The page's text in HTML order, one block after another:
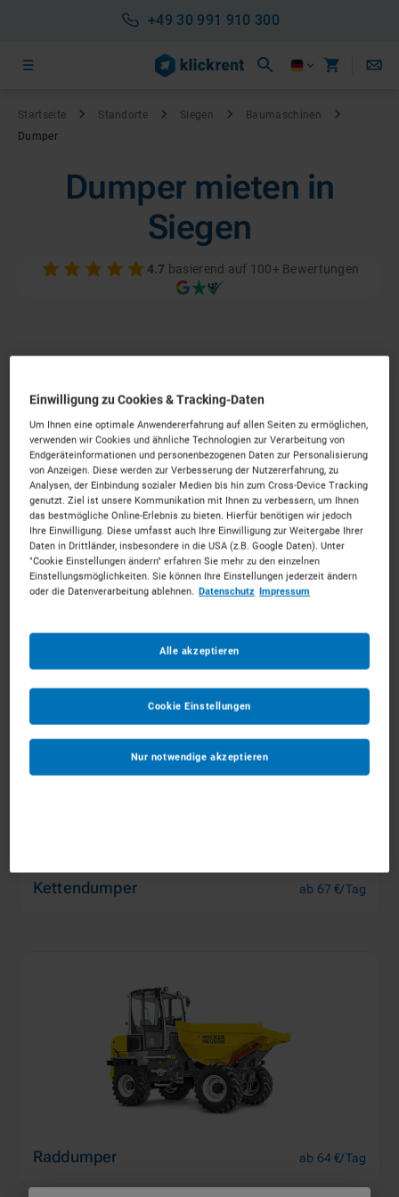
+49 30 991 910 300
Startseite Standorte Siegen
Baumaschinen
Dumper
Dumper mieten in
Siegen
4.7 basierend auf 100+ Bewertungen
Dumper mieten in Siegen
Starkes Gerät für das Siegerland.Mieten Sie die
passenden Dumper für Ihr Vorhaben. Unkompliziert, zu
starken Konditionen und mit persönlichem Experten-
Vermietpartner im Raum
Kettendumper ab 67 €/Tag
Raddumper ab 64 €/Tag
Einwilligung zu Cookies & Tracking-Daten
Um Ihnen eine optimale Anwendererfahrung auf allen Seiten zu ermöglichen,
verwenden wir Cookies und ähnliche Technologien zur Verarbeitung von
Endgeräteinformationen und personenbezogenen Daten zur Personalisierung
von Anzeigen. Diese werden zur Verbesserung der Nutzererfahrung, zu
Analysen, der Einbindung sozialer Medien bis hin zum Cross-Device Tracking
genutzt. Ziel ist unsere Kommunikation mit Ihnen zu verbessern, um Ihnen
das bestmögliche Online-Erlebnis zu bieten. Hierfür benötigen wir jedoch
Ihre Einwilligung. Diese umfasst auch Ihre Einwilligung zur Weitergabe Ihrer
Daten in Drittländer, insbesondere in die USA (z.B. Google Daten). Unter
"Cookie Einstellungen ändern" erfahren Sie mehr zu den einzelnen
Einstellungsmöglichkeiten. Sie können Ihre Einstellungen jederzeit ändern
oder die Datenverarbeitung ablehnen. Datenschutz Impressum
Nur notwendige akzeptieren
Alle akzeptieren
Cookie Einstellungen